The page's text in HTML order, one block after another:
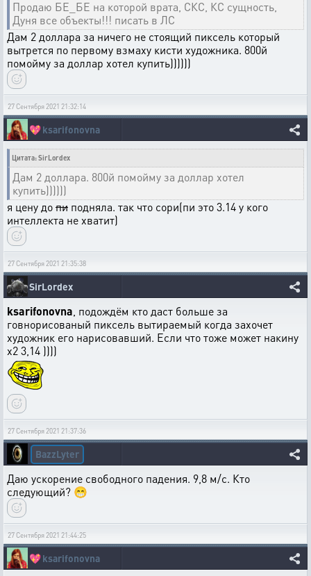
Продаю БЕ_БЕ на которой врата, СКС, КС сущность,
Дуня все объекты!!! писать в ЛС
Дам 2 доллара за ничего не стоящий пиксель который
вытрется по первому взмаху кисти художника. 800й
помойму за доллар хотел купить))))))
27 Сентября 2021 21:32:14
💖ksarifonovna
Цитата: SirLordex
Дам 2 доллара. 800й помойму за доллар хотел
купить))))))
я цену допи подняла. так что сори(пи это 3.14 у кого
интеллекта не хватит)
27 Сентября 2021 21:35:38
SirLordex
ksarifonovna , подождём кто даст больше за
говнорисованый пиксель вытираемый когда захочет
художник его нарисовавший. Если что тоже может накину
х2 3,14 ))))
27 Сентября 2021 21:37:36
BazzLyter
Даю ускорение свободного падения. 9,8 м/с. Кто
следующий? 😁
27 Сентября 2021 21:44:25
💖ksarifonovna